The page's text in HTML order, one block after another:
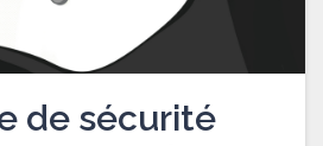
de sécurité